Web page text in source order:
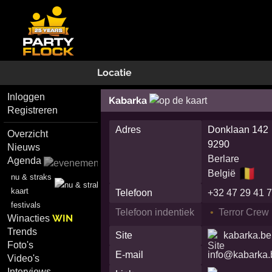
Locatie
Inloggen
Registreren
Overzicht
Nieuws
Agenda
nu & straks
kaart
festivals
WinactiesWIN
Trends
Foto's
Video's
Kabarka
Adres
Donklaan 142
9290
Berlare
België 🇧🇪
Telefoon
+32 47 29 41
Telefoon indentiek
Terror Crew
Site
kabarka.be
E-mail